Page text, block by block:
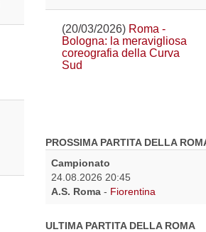
(20/03/2026) Roma -
Bologna: la meravigliosa
coreografia della Curva
Sud
PROSSIMA PARTITA DELLA
Campionato
24.08.2026 20:45
A.S. Roma - Fiorentina
ULTIMA PARTITA DELLA ROMA